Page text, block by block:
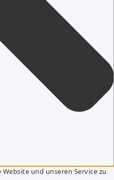
und unseren Service zu